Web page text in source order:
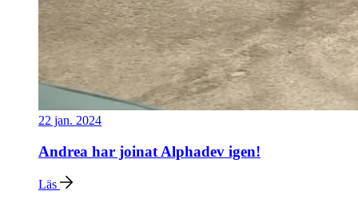
22 jan. 2024
Andrea har joinat Alphadev igen!
Läs